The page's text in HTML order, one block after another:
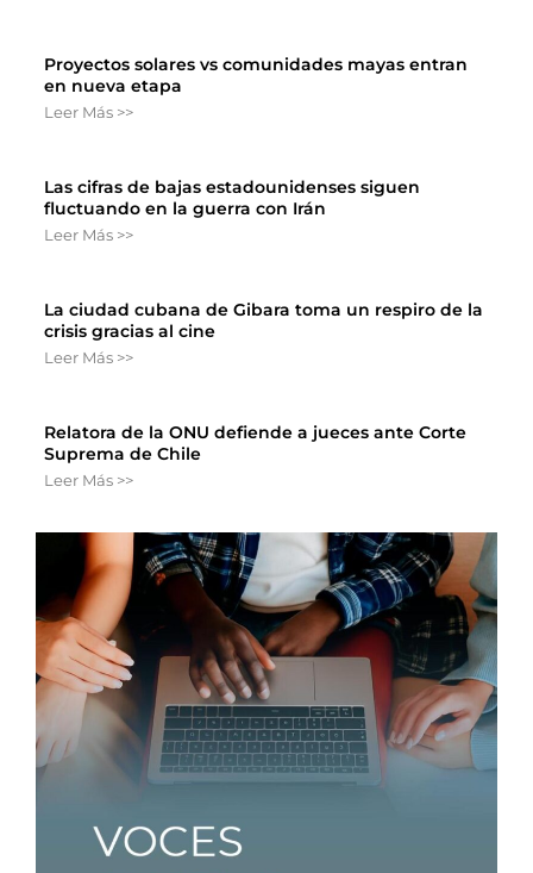
Proyectos solares vs comunidades mayas entran
en nueva etapa
Leer Más >>
Las cifras de bajas estadounidenses siguen
fluctuando en la guerra con Irán
Leer Más >>
La ciudad cubana de Gibara toma un respiro de la
crisis gracias al cine
Leer Más >>
Relatora de la ONU defiende a jueces ante Corte
Suprema de Chile
Leer Más >>